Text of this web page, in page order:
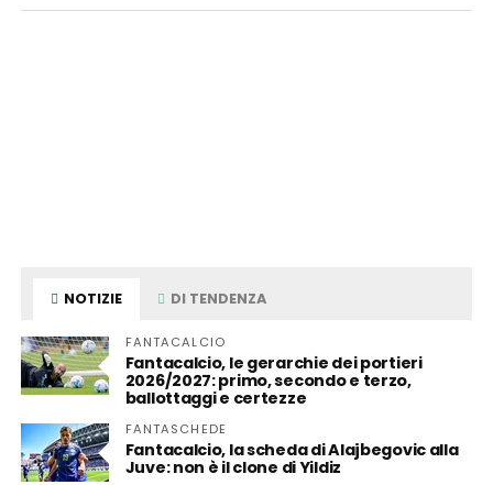
NOTIZIE DI TENDENZA
FANTACALCIO
Fantacalcio, le gerarchie dei portieri
2026/2027: primo, secondo e terzo,
ballottaggi e certezze
FANTASCHEDE
Fantacalcio, la scheda di Alajbegovic alla
Juve: non è il clone di Yildiz